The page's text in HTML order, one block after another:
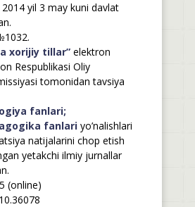
yil 3 may kuni davlat
xorijiy tillar”elektron
Respublikasi Oliy
tomonidan tavsiya
fanlari;
fanlariyo’nalishlari
natijalarini chop etish
yetakchi ilmiy jurnallar
(online)
10.36078